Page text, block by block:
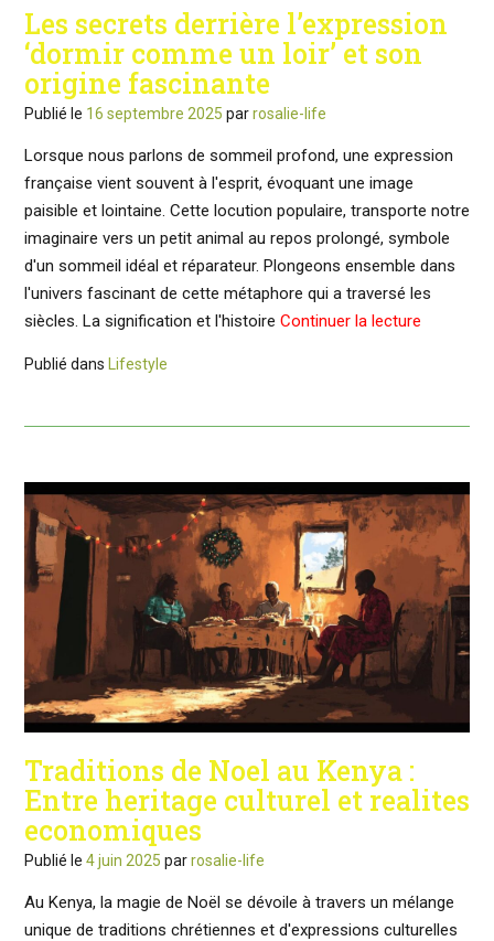
Les secrets derrière l’expression
‘dormir comme un loir’ et son
origine fascinante
Publié le 16 septembre 2025 parrosalie-life
Lorsque nous parlons de sommeil profond, une expression
française vient souvent à l'esprit, évoquant une image
paisible et lointaine. Cette locution populaire, transporte notre
imaginaire vers un petit animal au repos prolongé, symbole
d'un sommeil idéal et réparateur. Plongeons ensemble dans
l'univers fascinant de cette métaphore qui a traversé les
siècles. La signification et l'histoire Continuer la lecture
Publié dans Lifestyle
Traditions de Noel au Kenya :
Entre heritage culturel et realites
economiques
Publié le 4 juin 2025 parrosalie-life
Au Kenya, la magie de Noël se dévoile à travers un mélange
unique de traditions chrétiennes et d'expressions culturelles